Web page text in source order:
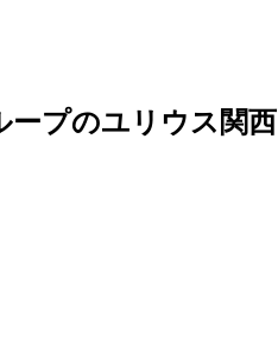
ープのユリウス関西